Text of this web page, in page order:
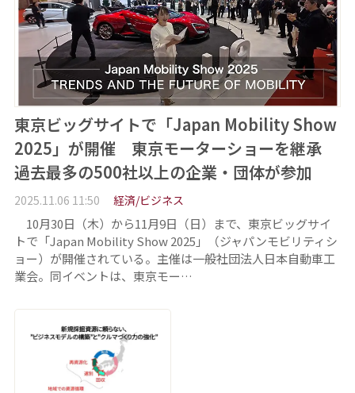
東京ビッグサイトで「Japan Mobility Show
2025」が開催 東京モーターショーを継承
過去最多の500社以上の企業・団体が参加
2025.11.06 11:50 経済/ビジネス
10月30日（木）から11月9日（日）まで、東京ビッグサイ
トで「Japan Mobility Show 2025」（ジャパンモビリティシ
ョー）が開催されている。主催は一般社団法人日本自動車工
業会。同イベントは、東京モー…